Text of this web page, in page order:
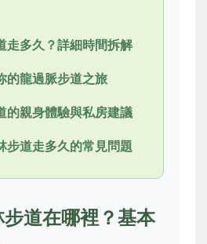
走多久？詳細時間拆解
的龍過脈步道之旅
的親身體驗與私房建議
步道走多久的常見問題
道在哪裡？基本